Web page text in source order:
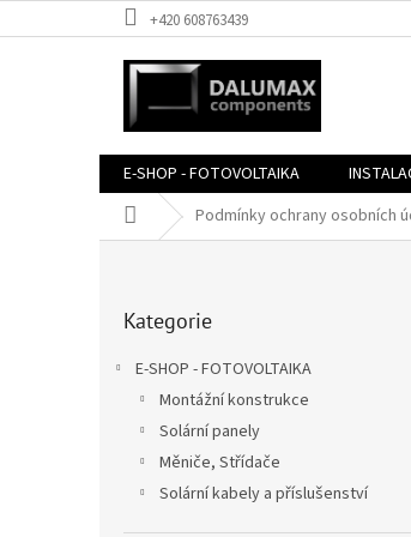
na
+420 608763439
E-SHOP - FOTOVOLTAIKA
Domů Podmínky ochrany osobních
kategorie
Kategorie
E-SHOP - FOTOVOLTAIKA
Montážní konstrukce
Solární panely
Měniče, Střídače
Solární kabely a příslušenství